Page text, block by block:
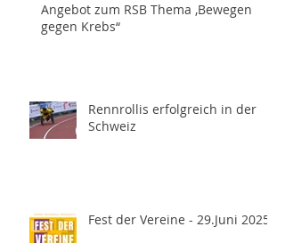
Angebot zum RSB Thema ,Bewegen
gegen Krebs“
Rennrollis erfolgreich in der
Schweiz
Fest der Vereine - 29.Juni 2025